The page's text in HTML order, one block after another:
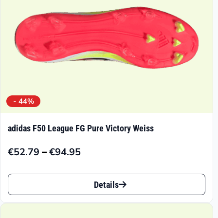
Produktseite
gewählt
werden
- 44%
adidas F50 League FG Pure Victory Weiss
€52.79 –€94.95
Preisspanne:
€52.79
€94.95
Dieses
Produkt
Details